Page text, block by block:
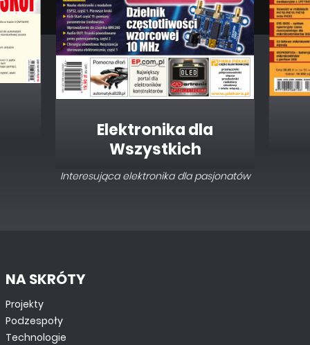
Elektronika dla
Wszystkich
Interesująca elektronika dla pasjonatów
NA SKRÓTY
Projekty
Podzespoły
Technologie